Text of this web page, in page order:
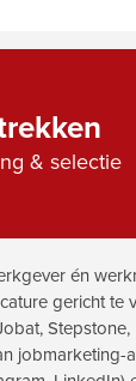
& selectie
én
gericht te
Stepstone,
jobmarketing-